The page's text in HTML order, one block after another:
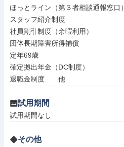
ほっとライン（第３者相談通報窓口）
スタッフ紹介制度
社員割引制度（余暇利用）
団体長期障害所得補償
定年69歳
確定拠出年金（DC制度）
退職金制度　　他
試用期間
試用期間なし
その他